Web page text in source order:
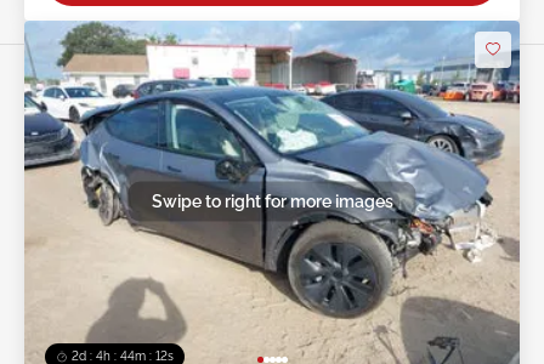
2d : 4h : 44m : 09s
Swipe to right for more images